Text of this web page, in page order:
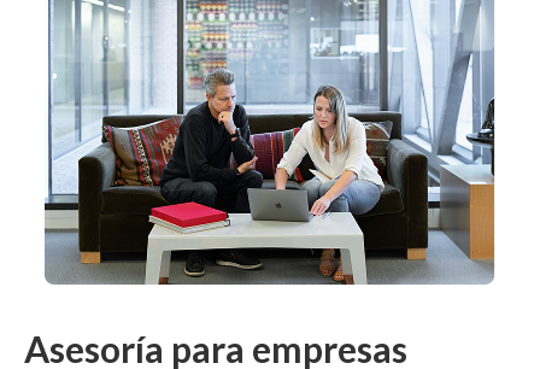
Asesoría para empresas